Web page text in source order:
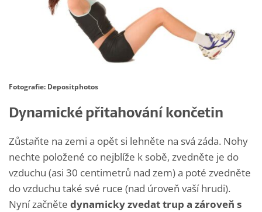
Fotografie: Depositphotos
Dynamické přitahování končetin
Zůstaňte na zemi a opět si lehněte na svá záda. Nohy
nechte položené co nejblíže k sobě, zvedněte je do
vzduchu (asi 30 centimetrů nad zem) a poté zvedněte
do vzduchu také své ruce (nad úroveň vaší hrudi).
Nyní začněte dynamicky zvedat trup a zároveň s